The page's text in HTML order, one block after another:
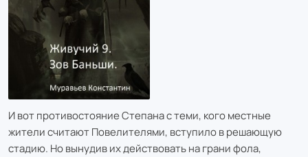
И вот противостояние Степана с теми, кого местные
жители считают Повелителями, вступило в решающую
стадию. Но вынудив их действовать на грани фола,